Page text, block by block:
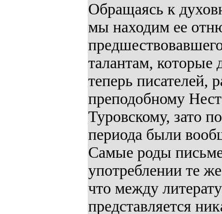
Обращаясь к
мы находим ее
талантам, которые
теперь писателей,
преподобному
Туровскому, зато
периода были
Самые роды
употреблении те
что между
представляется